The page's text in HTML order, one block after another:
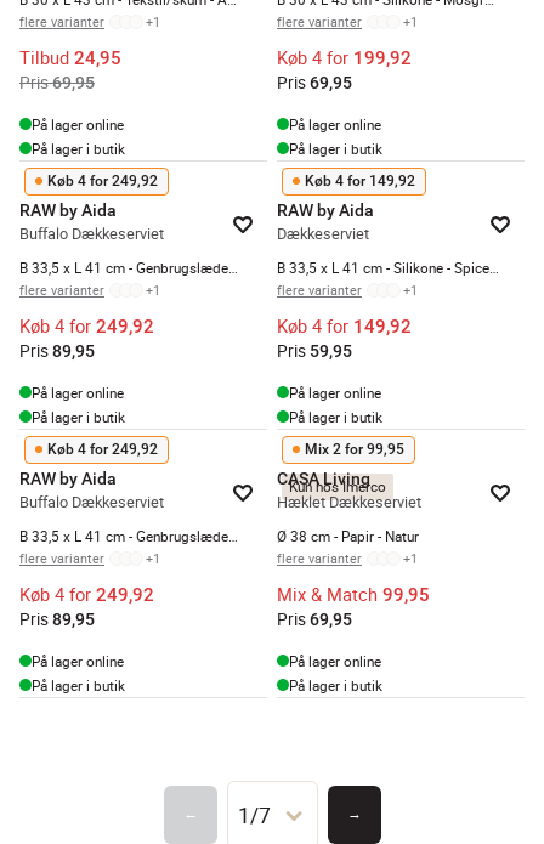
flere varianter +1
Tilbud 24,95
Pris69,95
På lager online
På lager i butik
flere varianter +1
Køb 4 for 199,92
Pris69,95
På lager online
På lager i butik
Køb 4 for 249,92
RAW by Aida
Buffalo Dækkeserviet
flere varianter +1
Køb 4 for 249,92
Pris89,95
På lager online
På lager i butik
Køb 4 for 149,92
RAW by Aida
Dækkeserviet
flere varianter +1
Køb 4 for 149,92
Pris 59,95
På lager online
På lager i butik
Køb 4 for 249,92
RAW by Aida
Buffalo Dækkeserviet
flere varianter +1
Køb 4 for 249,92
Pris89,95
På lager online
På lager i butik
Kun hos Imerco
Mix 2 for 99,95
CASA Living
Hæklet Dækkeserviet
Ø 38 cm - Papir - Natur
flere varianter +1
Mix & Match 99,95
Pris69,95
På lager online
På lager i butik
← 1/7 →